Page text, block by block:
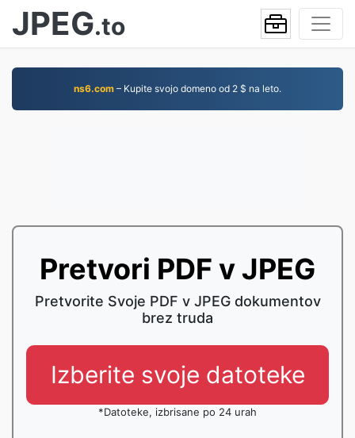
JPEG.to
ns6.com – Kupite svojo domeno od 2 $ na leto.
Pretvori PDF v JPEG
Pretvorite Svoje PDF v JPEG dokumentov
brez truda
Izberite svoje datoteke
*Datoteke, izbrisane po 24 urah